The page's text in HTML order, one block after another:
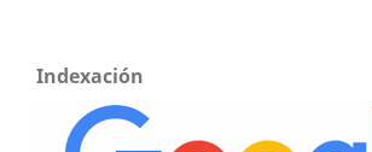
Indexación